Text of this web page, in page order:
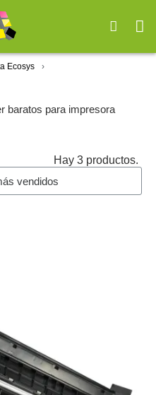
Ecosys
baratos para impresora
Hay 3 productos.